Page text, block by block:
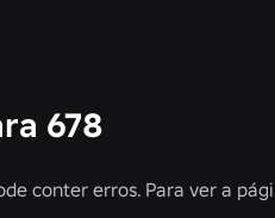
678
conter erros. Para ver a